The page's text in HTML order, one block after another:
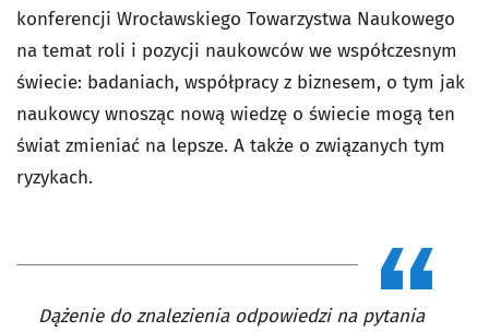
konferencji Wrocławskiego Towarzystwa Naukowego
na temat roli i pozycji naukowców we współczesnym
świecie: badaniach, współpracy z biznesem, o tym jak
naukowcy wnosząc nową wiedzę o świecie mogą ten
świat zmieniać na lepsze. A także o związanych tym
ryzykach.
Dążenie do znalezienia odpowiedzi na pytania